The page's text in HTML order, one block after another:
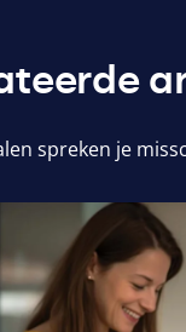
spreken je